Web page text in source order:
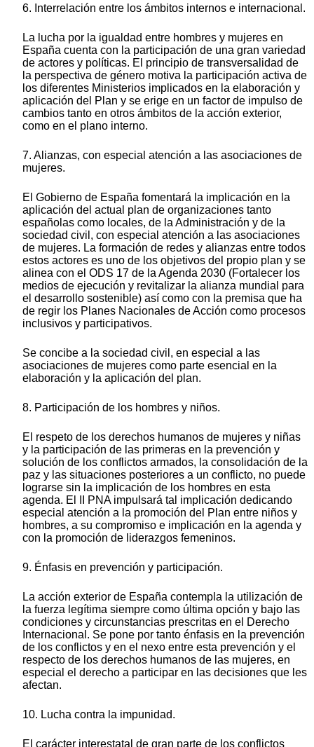
6. Interrelación entre los ámbitos internos e internacional.
La lucha por la igualdad entre hombres y mujeres en
España cuenta con la participación de una gran variedad
de actores y políticas. El principio de transversalidad de
la perspectiva de género motiva la participación activa de
los diferentes Ministerios implicados en la elaboración y
aplicación del Plan y se erige en un factor de impulso de
cambios tanto en otros ámbitos de la acción exterior,
como en el plano interno.
7. Alianzas, con especial atención a las asociaciones de
mujeres.
El Gobierno de España fomentará la implicación en la
aplicación del actual plan de organizaciones tanto
españolas como locales, de la Administración y de la
sociedad civil, con especial atención a las asociaciones
de mujeres. La formación de redes y alianzas entre todos
estos actores es uno de los objetivos del propio plan y se
alinea con el ODS 17 de la Agenda 2030 (Fortalecer los
medios de ejecución y revitalizar la alianza mundial para
el desarrollo sostenible) así como con la premisa que ha
de regir los Planes Nacionales de Acción como procesos
inclusivos y participativos.
Se concibe a la sociedad civil, en especial a las
asociaciones de mujeres como parte esencial en la
elaboración y la aplicación del plan.
8. Participación de los hombres y niños.
El respeto de los derechos humanos de mujeres y niñas
y la participación de las primeras en la prevención y
solución de los conflictos armados, la consolidación de la
paz y las situaciones posteriores a un conflicto, no puede
lograrse sin la implicación de los hombres en esta
agenda. El II PNA impulsará tal implicación dedicando
especial atención a la promoción del Plan entre niños y
hombres, a su compromiso e implicación en la agenda y
con la promoción de liderazgos femeninos.
9. Énfasis en prevención y participación.
La acción exterior de España contempla la utilización de
la fuerza legítima siempre como última opción y bajo las
condiciones y circunstancias prescritas en el Derecho
Internacional. Se pone por tanto énfasis en la prevención
de los conflictos y en el nexo entre esta prevención y el
respecto de los derechos humanos de las mujeres, en
especial el derecho a participar en las decisiones que les
afectan.
10. Lucha contra la impunidad.
El carácter interestatal de gran parte de los conflictos